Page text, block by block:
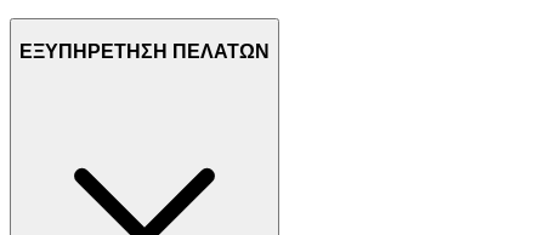
ΕΞΥΠΗΡΕΤΗΣΗ ΠΕΛΑΤΩΝ